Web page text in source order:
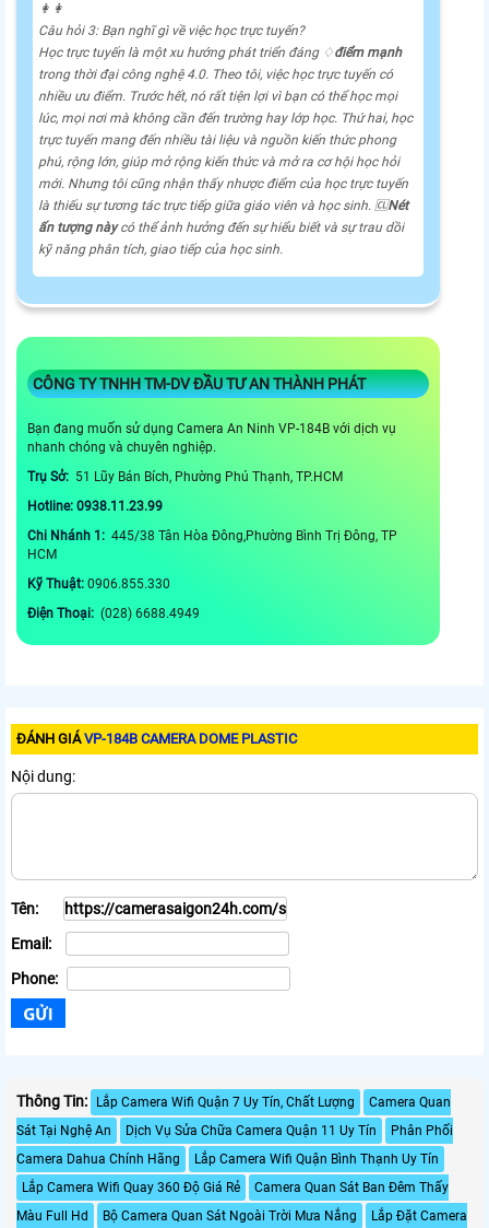
️👩‍👩
Câu hỏi 3: Bạn nghĩ gì về việc học trực tuyến?
Học trực tuyến là một xu hướng phát triển đáng ♢điểm mạnh
trong thời đại công nghệ 4.0. Theo tôi, việc học trực tuyến có
nhiều ưu điểm. Trước hết, nó rất tiện lợi vì bạn có thể học mọi
lúc, mọi nơi mà không cần đến trường hay lớp học. Thứ hai, học
trực tuyến mang đến nhiều tài liệu và nguồn kiến thức phong
phú, rộng lớn, giúp mở rộng kiến thức và mở ra cơ hội học hỏi
mới. Nhưng tôi cũng nhận thấy nhược điểm của học trực tuyến
là thiếu sự tương tác trực tiếp giữa giáo viên và học sinh. 🆑Nét
ấn tượng nàycó thể ảnh hưởng đến sự hiểu biết và sự trau dồi
kỹ năng phân tích, giao tiếp của học sinh.
CÔNG TY TNHH TM-DV ĐẦU TƯ AN THÀNH PHÁT
Bạn đang muốn sử dụng Camera An Ninh VP-184B với dịch vụ
nhanh chóng và chuyên nghiệp.
Trụ Sở: 51 Lũy Bán Bích, Phường Phú Thạnh, TP.HCM
Hotline: 0938.11.23.99
Chi Nhánh 1: 445/38 Tân Hòa Đông,Phường Bình Trị Đông, TP
HCM
Kỹ Thuật: 0906.855.330
Điện Thoại: (028) 6688.4949
ĐÁNH GIÁVP-184B CAMERA DOME PLASTIC
Nội dung:
Tên:
Email:
Phone:
Thông Tin: Lắp Camera Wifi Quận 7 Uy Tín, Chất Lượng
Camera Quan
Sát Tại Nghệ An
Dịch Vụ Sửa Chữa Camera Quận 11 Uy Tín
Phân Phối
Camera Dahua Chính Hãng
Lắp Camera Wifi Quận Bình Thạnh Uy Tín
Lắp Camera Wifi Quay 360 Độ Giá Rẻ
Camera Quan Sát Ban Đêm Thấy
Màu Full Hd
Bộ Camera Quan Sát Ngoài Trời Mưa Nắng Lắp Đặt Camera